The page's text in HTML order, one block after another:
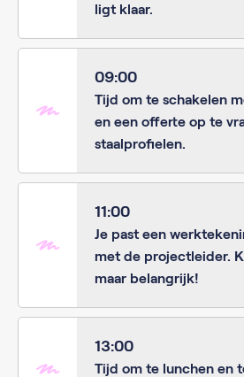
ligt klaar.
09:00
Tijd om te schakelen
en een offerte op te
staalprofielen.
11:00
Je past een
met de projectleider.
maar belangrijk!
13:00
Tijd om te lunchen en